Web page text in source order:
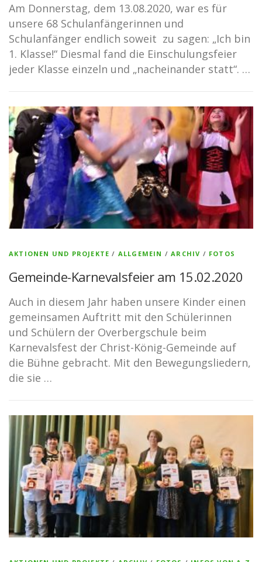
Am Donnerstag, dem 13.08.2020, war es für
unsere 68 Schulanfängerinnen und
Schulanfänger endlich soweit zu sagen: „Ich bin
1. Klasse!“ Diesmal fand die Einschulungsfeier
jeder Klasse einzeln und „nacheinander statt“. …
AKTIONEN UND PROJEKTE / ALLGEMEIN /ARCHIV / FOTOS
Gemeinde-Karnevalsfeier am 15.02.2020
Auch in diesem Jahr haben unsere Kinder einen
gemeinsamen Auftritt mit den Schülerinnen
und Schülern der Overbergschule beim
Karnevalsfest der Christ-König-Gemeinde auf
die Bühne gebracht. Mit den Bewegungsliedern,
die sie …